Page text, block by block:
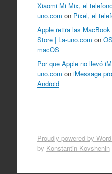
Xiaomi Mi Mix, el
uno.com on Pixel, el
Apple retira las
Store | La-uno.com on
macOS
Por que Apple no llevó
uno.com on iMessage
Android
Proudly powered by
by Konstantin Kovshenin